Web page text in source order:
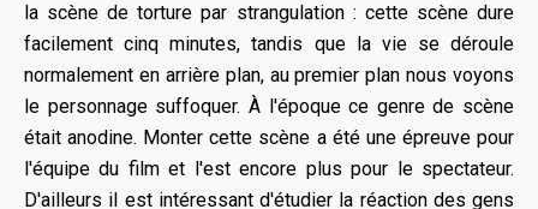
la scène de torture par strangulation : cette scène dure
facilement cinq minutes, tandis que la vie se déroule
normalement en arrière plan, au premier plan nous voyons
le personnage suffoquer. À l'époque ce genre de scène
était anodine. Monter cette scène a été une épreuve pour
l'équipe du film et l'est encore plus pour le spectateur.
D'ailleurs il est intéressant d'étudier la réaction des gens